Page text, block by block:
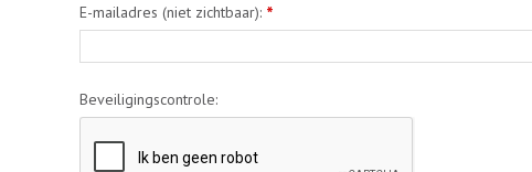
E-mailadres (niet zichtbaar): *
Beveiligingscontrole: